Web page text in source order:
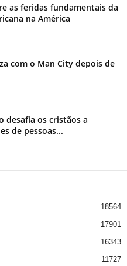
as feridas fundamentais da
na América
com o Man City depois de
desafia os cristãos a
de pessoas...
18564
17901
16343
11727